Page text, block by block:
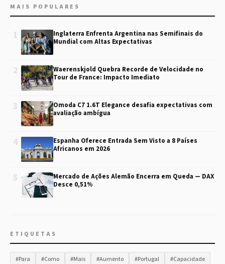
MAIS POPULARES
1
Inglaterra Enfrenta Argentina nas Semifinais do
Mundial com Altas Expectativas
2
Waerenskjold Quebra Recorde de Velocidade no
Tour de France: Impacto Imediato
3
Omoda C7 1.6T Elegance desafia expectativas com
avaliação ambígua
4
Espanha Oferece Entrada Sem Visto a 8 Países
Africanos em 2026
5
Mercado de Ações Alemão Encerra em Queda — DAX
Desce 0,51%
ETIQUETAS
#Para #Como #Mais #Aumento #Portugal
#Capacidade